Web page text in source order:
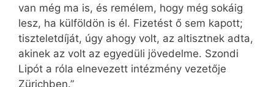
van még ma is, és remélem, hogy még sokáig
lesz, ha külföldön is él. Fizetést ő sem kapott;
tiszteletdíját, úgy ahogy volt, az altisztnek adta,
akinek az volt az egyedüli jövedelme. Szondi
Lipót a róla elnevezett intézmény vezetője
Zürichben.”